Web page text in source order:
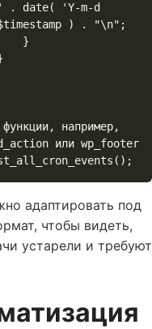
' . date( 'Y-m-d
) . "\n";
например,
или wp_footer
адаптировать под
чтобы видеть,
устарели и требуют